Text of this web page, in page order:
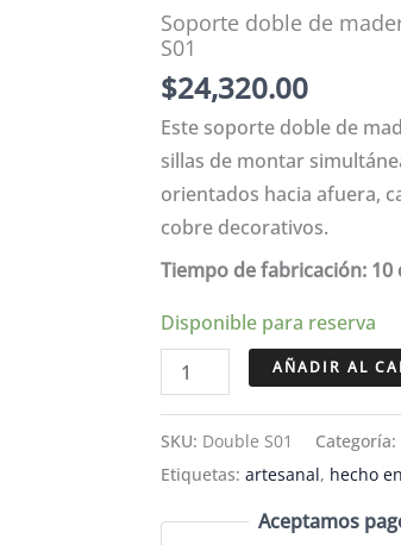
Soporte doble de
S01
$24,320.00
Este soporte doble de
sillas de montar
orientados hacia afuera,
cobre decorativos.
Tiempo de fabricación: 10
Disponible para reserva
Soporte
doble
de
madera
sillas
AÑADIR AL
SKU: Double S01 Categoría:
Etiquetas: artesanal, hecho
Aceptamos